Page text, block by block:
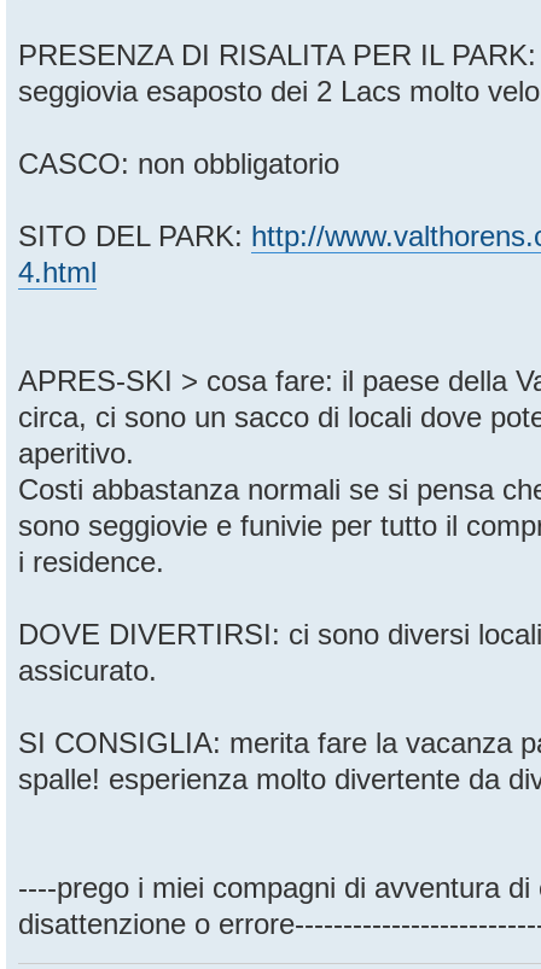
PRESENZA DI RISALITA PER IL
seggiovia esaposto dei 2 Lacs molto
CASCO: non obbligatorio
SITO DEL PARK: http://
4.html
APRES-SKI > cosa fare: il paese della
circa, ci sono un sacco di locali dove
aperitivo.
Costi abbastanza normali se si pensa
sono seggiovie e funivie per tutto il
i residence.
DOVE DIVERTIRSI: ci sono diversi
assicurato.
SI CONSIGLIA: merita fare la vacanza
spalle! esperienza molto divertente da
----prego i miei compagni di avventura
disattenzione o